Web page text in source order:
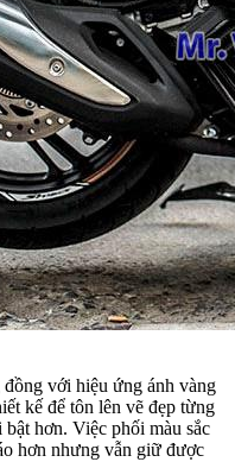
với hiệu ứng ánh vàng
kế để tôn lên vẽ đẹp từng
hơn. Việc phối màu sắc
hơn nhưng vẫn giữ được